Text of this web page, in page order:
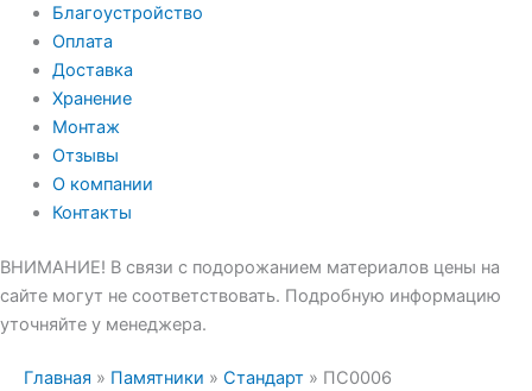
Благоустройство
Оплата
Доставка
Хранение
Монтаж
Отзывы
О компании
Контакты
ВНИМАНИЕ! В связи с подорожанием материалов цены на
сайте могут не соответствовать. Подробную информацию
уточняйте у менеджера.
Главная » Памятники » Стандарт » ПС0006